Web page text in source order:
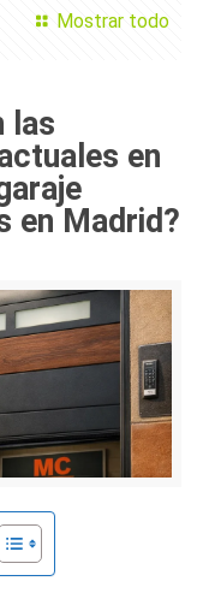
Mostrar todo
las
en
en Madrid?